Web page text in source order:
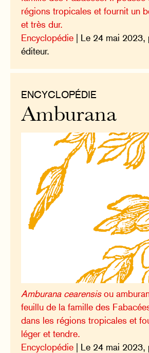
régions tropicales et fournit un
et très dur.
Encyclopédie | Le 24 mai 2023,
éditeur.
ENCYCLOPÉDIE
Amburana
Amburana cearensisou
feuillu de la famille des
dans les régions tropicales et
léger et tendre.
Encyclopédie | Le 24 mai 2023,